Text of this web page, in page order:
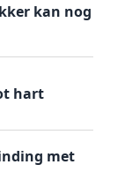
kan nog
hart
met